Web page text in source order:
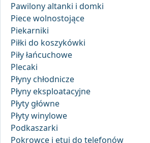
Pawilony altanki i domki
Piece wolnostojące
Piekarniki
Piłki do koszykówki
Piły łańcuchowe
Plecaki
Płyny chłodnicze
Płyny eksploatacyjne
Płyty główne
Płyty winylowe
Podkaszarki
Pokrowce i etui do telefonów